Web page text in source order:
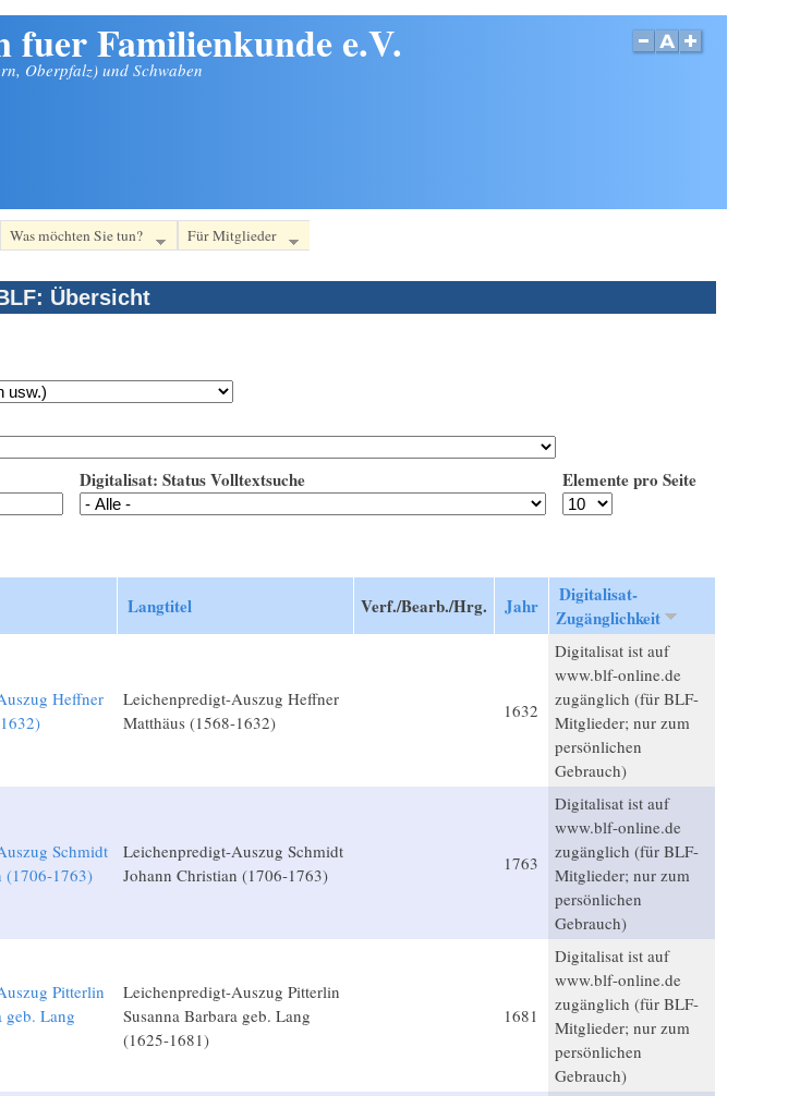
fuer Familienkunde e.V.
Oberpfalz) und Schwaben
Was möchten Sie tun? Für Mitglieder
Übersicht
Digitalisat: Status Volltextsuche Elemente pro Seite
Langtitel Verf./Bearb./Hrg. Jahr
Digitalisat-
Zugänglichkeit
Heffner
Leichenpredigt-Auszug Heffner
Matthäus (1568-1632)
1632
Digitalisat ist auf
www.blf-online.de
zugänglich (für BLF-
Mitglieder; nur zum
persönlichen
Gebrauch)
Schmidt
(1706-1763)
Leichenpredigt-Auszug Schmidt
Johann Christian (1706-1763)
1763
Digitalisat ist auf
www.blf-online.de
zugänglich (für BLF-
Mitglieder; nur zum
persönlichen
Gebrauch)
Pitterlin
geb. Lang
Leichenpredigt-Auszug Pitterlin
Susanna Barbara geb. Lang
(1625-1681)
1681
Digitalisat ist auf
www.blf-online.de
zugänglich (für BLF-
Mitglieder; nur zum
persönlichen
Gebrauch)